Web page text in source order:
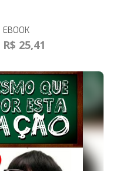
EBOOK
R$ 25,41